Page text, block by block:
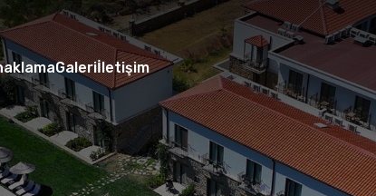
Galeriİletişim